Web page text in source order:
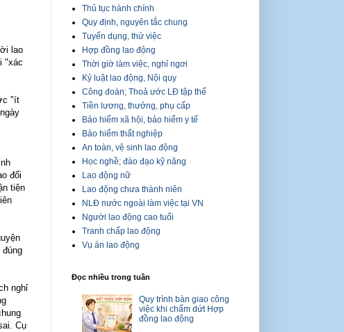
lao
"xác
"ít
đổi
tiện
nghỉ
Cụ
Thủ tục hành chính
Quy định, nguyên tắc chung
Tuyển dụng, thử việc
Hợp đồng lao động
Thời giờ làm việc, nghỉ ngơi
Kỷ luật lao động, Nội quy
Công đoàn; Thoả ước LĐ tập thể
Tiền lương, thưởng, phụ cấp
Bảo hiểm xã hội, bảo hiểm y tế
Bảo hiểm thất nghiệp
An toàn, vệ sinh lao động
Học nghề; đào đạo kỹ năng
Lao động nữ
Lao động chưa thành niên
NLĐ nước ngoài làm việc tại VN
Người lao động cao tuổi
Tranh chấp lao động
Vụ án lao động
Đọc nhiều trong tuần
Quy trình bàn giao công
việc khi chấm dứt Hợp
đồng lao động